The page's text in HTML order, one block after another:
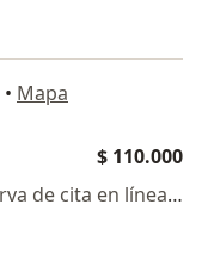
• Mapa
$ 110.000
Este especialista no ofrece reserva de cita en línea en esta dirección.